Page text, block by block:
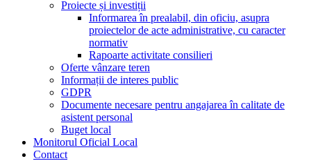
Proiecte și investiții
Informarea în prealabil, din oficiu, asupra
proiectelor de acte administrative, cu caracter
normativ
Rapoarte activitate consilieri
Oferte vânzare teren
Informații de interes public
GDPR
Documente necesare pentru angajarea în calitate de
asistent personal
Buget local
Monitorul Oficial Local
Contact